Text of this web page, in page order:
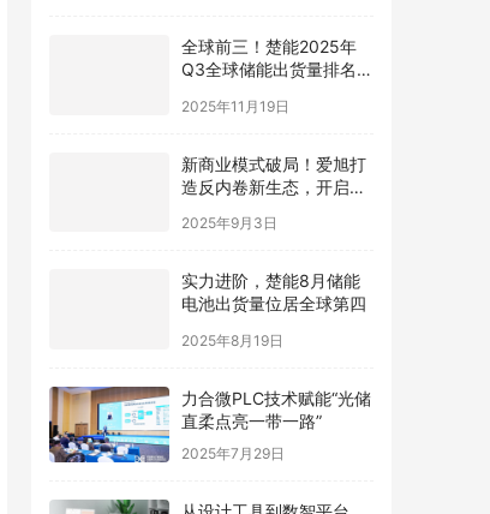
全球前三！楚能2025年
Q3全球储能出货量排名再
2025年11月19日
新商业模式破局！爱旭打
造反内卷新生态，开启光
2025年9月3日
实力进阶，楚能8月储能
电池出货量位居全球第四
2025年8月19日
力合微PLC技术赋能“光储
直柔点亮一带一路”
2025年7月29日